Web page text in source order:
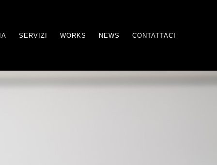
SERVIZI WORKS NEWS CONTATTACI